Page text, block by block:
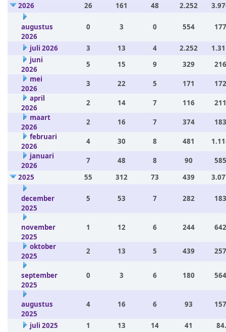
2026 26 161 48 2.252
augustus
2026
0 3 0 554
juli 2026 3 13 4 2.252
juni
2026
5 15 9 329
mei
2026
3 22 5 171
april
2026
2 14 7 116
maart
2026
2 16 7 374
februari
2026
4 30 8 481
januari
2026
7 48 8 90
2025
55 312 73 439
december
2025
5 53 7 282
november
2025
1 12 6 244
oktober
2025
2 13 5 439
september
2025
0 3 6 180
augustus
2025
4 16 6 93
juli 2025 1 13 14 41